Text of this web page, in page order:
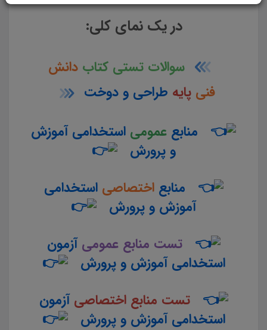
در یک نمای کلی:
سوالات تستی کتابدانش
فنی پایه طراحی و دوخت
منابع عمومی استخدامی آموزش
و پرورش
منابعاختصاصیاستخدامی
آموزش و پرورش
تست منابع عمومی آزمون
استخدامی آموزش و پرورش
تست منابع اختصاصی آزمون
استخدامی آموزش و پرورش